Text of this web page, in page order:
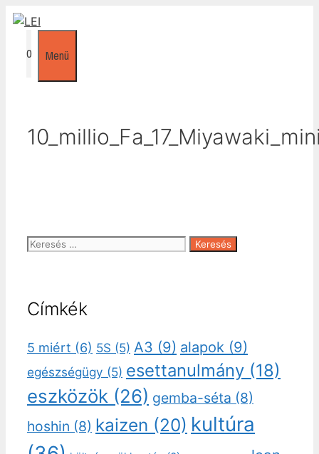
Kilépés
tartalomba
0 Menü
Keresés:
Címkék
5 miért (6) 5S (5) A3 (9) alapok (9)
egészségügy (5) esettanulmány (18)
eszközök (26) gemba-séta (8)
hoshin (8) kaizen (20) kultúra